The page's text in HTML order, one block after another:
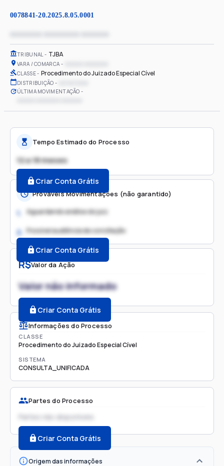
0078841-20.2025.8.05.0001
TRIBUNAL TJBA
VARA / COMARCA
CLASSE Procedimento do Juizado Especial Cível
DISTRIBUIÇÃO
ÚLTIMA MOVIMENTAÇÃO
R$Valor da Ação
Valor não informado
Criar Conta Grátis
Informações do Processo
CLASSE
Procedimento do Juizado Especial Cível
SISTEMA
CONSULTA_UNIFICADA
Partes do Processo
Partes não disponíveis
Criar Conta Grátis
Origem das informações
Tempo Estimado do Processo
12 a 18 meses
Criar Conta Grátis
Prováveis Movimentações (não garantido)
1. Aguardando análise do juiz
2. Possível audiência de conciliação
Criar Conta Grátis